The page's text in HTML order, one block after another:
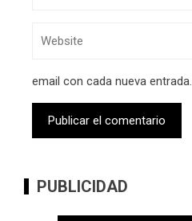
email con cada nueva entrada.
PUBLICIDAD